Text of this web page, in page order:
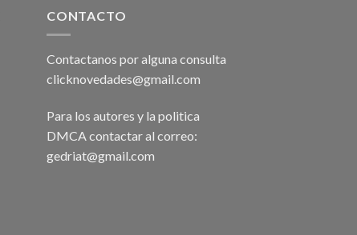
CONTACTO
Contactanos por alguna consulta
clicknovedades@gmail.com
Para los autores y la politica
DMCA contactar al correo:
gedriat@gmail.com